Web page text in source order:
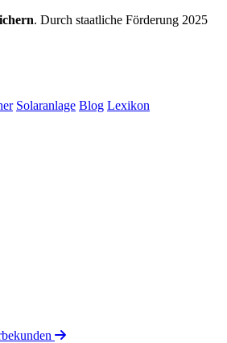
. Durch staatliche Förderung 2025
Solaranlage Blog Lexikon